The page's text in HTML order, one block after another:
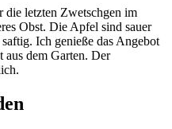
die letzten Zwetschgen im
Obst. Die Apfel sind sauer
Ich genieße das Angebot
aus dem Garten. Der